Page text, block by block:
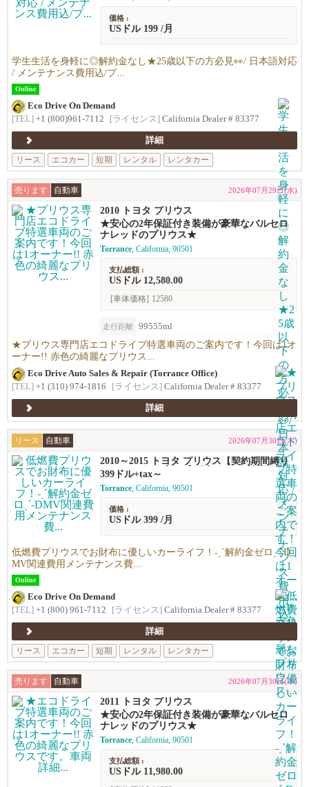
価格 :
USドル 199 /月
学生生活を身軽に◎解約金なし★25歳以下の方必見👀/ 日本語対応
/ メンテナンス費用込/プ...
Online
Eco Drive On Demand
[TEL] +1 (800)961-7112 [ライセンス] California Dealer # 83377
詳細
リース
エコカー 短期 レンタル レンタカー
売ります 自動車 2026年07月29日(水)
2010 トヨタ プリウス
★安心の2年保証付き装備が豪華なバルセロ
ナレッドのプリウス★
Torrance, California, 90501
支払総額 :
USドル 12,580.00
[車体価格] 12580
走行距離 99555ml
★プリウス専門店エコドライブ特選車両のご案内です！今回は1オ
ーナー!! 赤色の綺麗なプリウス...
Eco Drive Auto Sales & Repair (Torrance Office)
[TEL] +1 (310) 974-1816 [ライセンス] California Dealer # 83377
詳細
リース 自動車 2026年07月30日(木)
2010～2015 トヨタ プリウス【契約期間縛り
ナシのリースプラン】月額$399～利用可能！
399ドル+tax～
Torrance, California, 90501
価格 :
USドル 399 /月
低燃費プリウスでお財布に優しいカーライフ！˗ˏˋ解約金ゼロˎˊ˗D
MV関連費用メンテナンス費...
Online
Eco Drive On Demand
[TEL] +1 (800) 961-7112 [ライセンス] California Dealer # 83377
詳細
リース
エコカー 短期 レンタル レンタカー
売ります 自動車 2026年07月30日(木)
2011 トヨタ プリウス
★安心の2年保証付き装備が豪華なバルセロ
ナレッドのプリウス★
Torrance, California, 90501
支払総額 :
USドル 11,980.00